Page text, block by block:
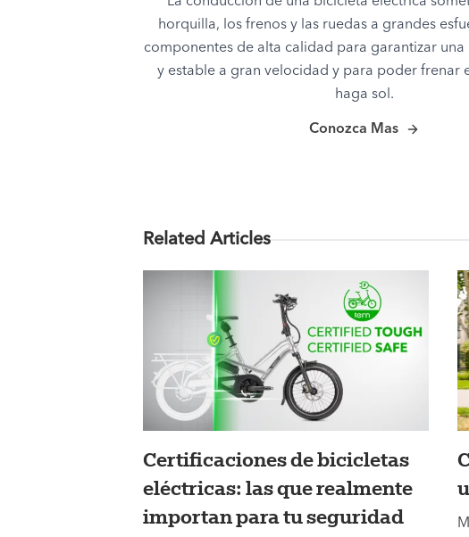
horquilla, los frenos y las ruedas a grandes
componentes de alta calidad para garantizar una
y estable a gran velocidad y para poder frenar
haga sol.
Conozca Mas
Related Articles
Certificaciones de bicicletas
eléctricas: las que realmente
importan para tu seguridad